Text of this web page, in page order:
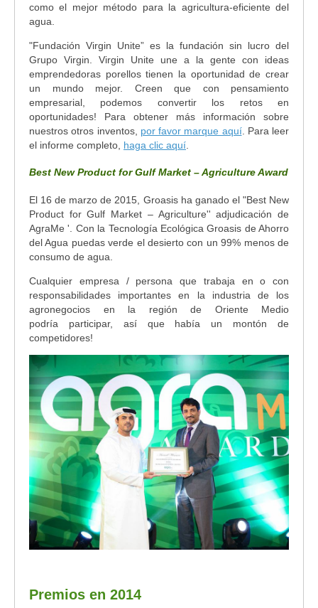
como el mejor método para la agricultura-eficiente del
agua.
"Fundación Virgin Unite” es la fundación sin lucro del
Grupo Virgin. Virgin Unite une a la gente con ideas
emprendedoras porellos tienen la oportunidad de crear
un mundo mejor. Creen que con pensamiento
empresarial, podemos convertir los retos en
oportunidades! Para obtener más información sobre
nuestros otros inventos, por favor marque aquí. Para leer
el informe completo, haga clic aquí
Best New Product for Gulf Market – Agriculture Award
El 16 de marzo de 2015, Groasis ha ganado el "Best New
Product for Gulf Market – Agriculture'' adjudicación de
AgraMe '. Con la Tecnología Ecológica Groasis de Ahorro
del Agua puedas verde el desierto con un 99% menos de
consumo de agua.
Cualquier empresa / persona que trabaja en o con
responsabilidades importantes en la industria de los
agronegocios en la región de Oriente Medio
podría participar, así que había un montón de
competidores!
Premios en 2014